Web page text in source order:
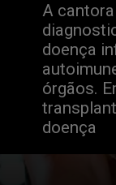
A
doença
órgãos.
doença